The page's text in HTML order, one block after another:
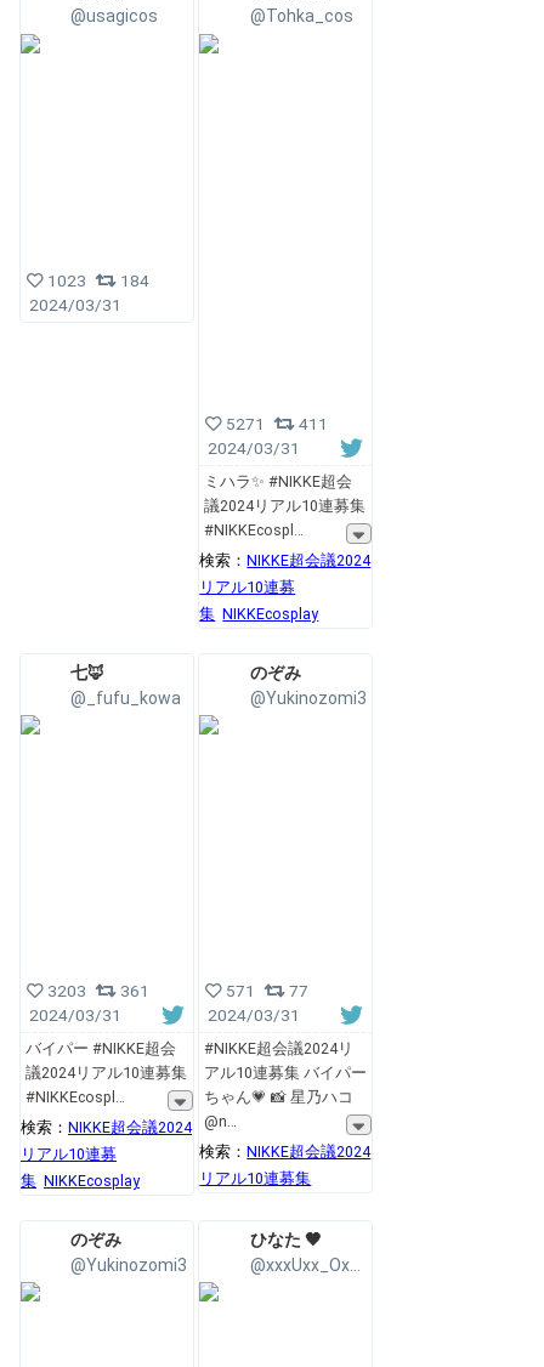
@usagicos
1023
184
2024/03/31
@Tohka_cos
5271
411
2024/03/31
ミハラ✨ #NIKKE超会
議2024リアル10連募集
#NIKKEcospl
検索：NIKKE超会議2024
リアル10連募
集 NIKKEcosplay
七🦊
@_fufu_kowa
3203
361
2024/03/31
バイパー #NIKKE超会
議2024リアル10連募集
#NIKKEcospl
検索： NIKKE超会議2024
リアル10連募
集 NIKKEcosplay
のぞみ
@Yukinozomi3
571
77
2024/03/31
#NIKKE超会議2024リ
アル10連募集 バイパー
ちゃん💗 📸 星乃ハコ
@n
検索：NIKKE超会議2024
リアル10連募集
のぞみ
@Yukinozomi3
ひなた ‎🖤
@xxxUxx_OxxO